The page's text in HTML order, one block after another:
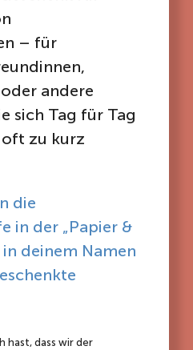
– für
andere
sich Tag für Tag
zu kurz
die
in der „Papier &
deinem Namen
hast, dass wir der